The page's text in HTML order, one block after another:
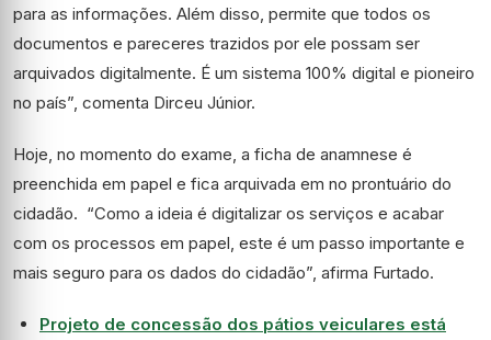
para as informações. Além disso, permite que todos os
documentos e pareceres trazidos por ele possam ser
arquivados digitalmente. É um sistema 100% digital e pioneiro
no país”, comenta Dirceu Júnior.
Hoje, no momento do exame, a ficha de anamnese é
preenchida em papel e fica arquivada em no prontuário do
cidadão. “Como a ideia é digitalizar os serviços e acabar
com os processos em papel, este é um passo importante e
mais seguro para os dados do cidadão”, afirma Furtado.
Projeto de concessão dos pátios veiculares está